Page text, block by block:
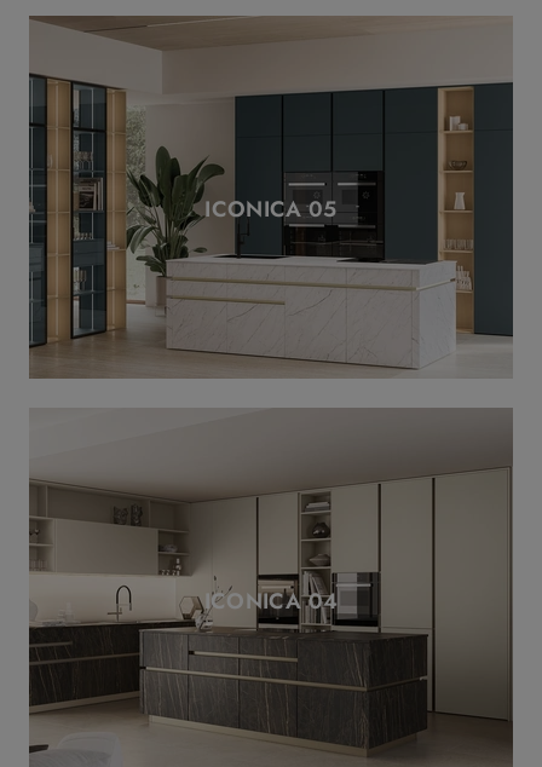
ICONICA 05
ICONICA 04